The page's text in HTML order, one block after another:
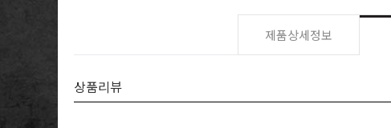
제품상세정보
상품리뷰